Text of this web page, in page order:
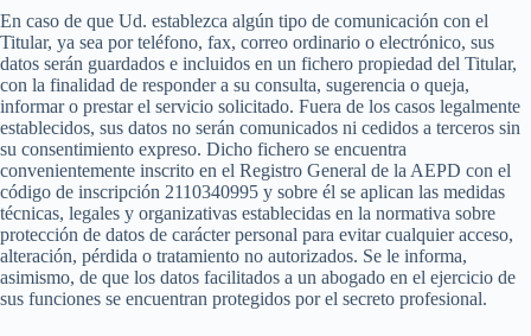
En caso de que Ud. establezca algún tipo de comunicación con el
Titular, ya sea por teléfono, fax, correo ordinario o electrónico, sus
datos serán guardados e incluidos en un fichero propiedad del Titular,
con la finalidad de responder a su consulta, sugerencia o queja,
informar o prestar el servicio solicitado. Fuera de los casos legalmente
establecidos, sus datos no serán comunicados ni cedidos a terceros sin
su consentimiento expreso. Dicho fichero se encuentra
convenientemente inscrito en el Registro General de la AEPD con el
código de inscripción 2110340995 y sobre él se aplican las medidas
técnicas, legales y organizativas establecidas en la normativa sobre
protección de datos de carácter personal para evitar cualquier acceso,
alteración, pérdida o tratamiento no autorizados. Se le informa,
asimismo, de que los datos facilitados a un abogado en el ejercicio de
sus funciones se encuentran protegidos por el secreto profesional.